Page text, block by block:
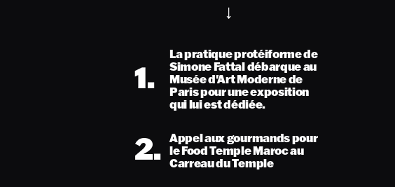
1.
La pratique protéiforme de
Simone Fattal débarque au
Musée d'Art Moderne de
Paris pour une exposition
qui lui est dédiée.
2. Appel aux gourmands pour
le Food Temple Maroc au
Carreau du Temple